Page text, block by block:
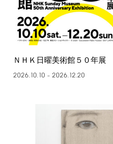
ＮＨＫ日曜美術館５０年展
2026.10.10 – 2026.12.20